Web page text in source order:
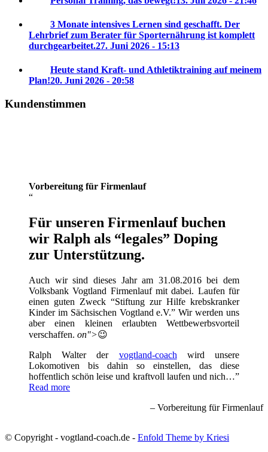
3 Monate intensives Lernen sind geschafft. Der
Lehrbrief zum Berater für Sporternährung ist komplett
durchgearbeitet.27. Juni 2026 - 15:13
Heute stand Kraft- und Athletiktraining auf meinem
Plan!20. Juni 2026 - 20:58
Kundenstimmen
Vorbereitung für Firmenlauf
Für unseren Firmenlauf buchen
wir Ralph als “legales” Doping
zur Unterstützung.
Auch wir sind dieses Jahr am 31.08.2016 bei dem
Volksbank Vogtland Firmenlauf mit dabei. Laufen für
einen guten Zweck “Stiftung zur Hilfe krebskranker
Kinder im Sächsischen Vogtland e.V.” Wir werden uns
aber einen kleinen erlaubten Wettbewerbsvorteil
verschaffen. on">😉
Ralph Walter der vogtland-coach wird unsere
Lokomotiven bis dahin so einstellen, das diese
hoffentlich schön leise und kraftvoll laufen und nich…
Read more
Vorbereitung für Firmenlauf
© Copyright - vogtland-coach.de - Enfold Theme by Kriesi